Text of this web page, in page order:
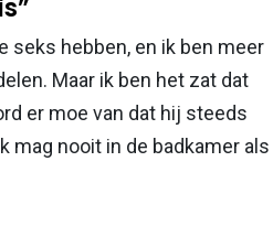
seks hebben, en ik ben meer
Maar ik ben het zat dat
er moe van dat hij steeds
mag nooit in de badkamer als